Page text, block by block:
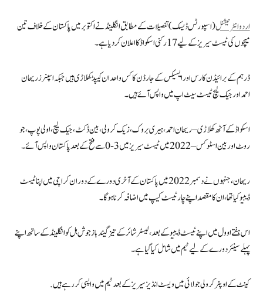
اردوانٹرنیشنل(اسپورٹس ڈیسک) تفصیلات کے مطابق انگلینڈ نے اکتوبر میں پاکستان کے خلاف تین
میچوں کی ٹیسٹ سیریز کے لیے 17 رکنی اسکواڈ کا اعلان کر دیا ہے۔
ڈرہم کے برائیڈن کارس اور ایسیکس کے جارڈن کاکس واحد ان کیپڈ کھلاڑی ہیں جبکہ اسپنرز ریحان
احمد اور جیک لیچ ٹیسٹ سیٹ اپ میں واپس آئے ہیں۔
اسکواڈ کے آٹھ کھلاڑی – ریحان احمد، ہیری بروک، زیک کرولی، بین ڈکٹ، جیک لیچ، اولی پوپ، جو
روٹ اور بین اسٹوکس – 2022 میں ٹیسٹ سیریز میں 3-0 سے فتح کے بعد پاکستان واپس آئے۔
ریحان، جنہوں نے دسمبر 2022 میں پاکستان کے آخری دورے کے دوران کراچی میں اپنا ٹیسٹ
ڈیبیو کیا تھا، ان کا مقصد اپنے چار ٹیسٹ کیپ میں اضافہ کرنا ہوگا۔
اس ہفتے اوول میں اپنے ٹیسٹ ڈیبیو کے بعد، لیسٹر شائر کے تیز گیند باز جوش ہل کو انگلینڈ کے ساتھ اپنے
پہلے سینئر دورے کے لیے ٹیم میں شامل کیا گیا ہے۔
کینٹ کے اوپنر کرولی جولائی میں ویسٹ انڈیز سیریز کے بعد ٹیم میں واپسی کر رہے ہیں.